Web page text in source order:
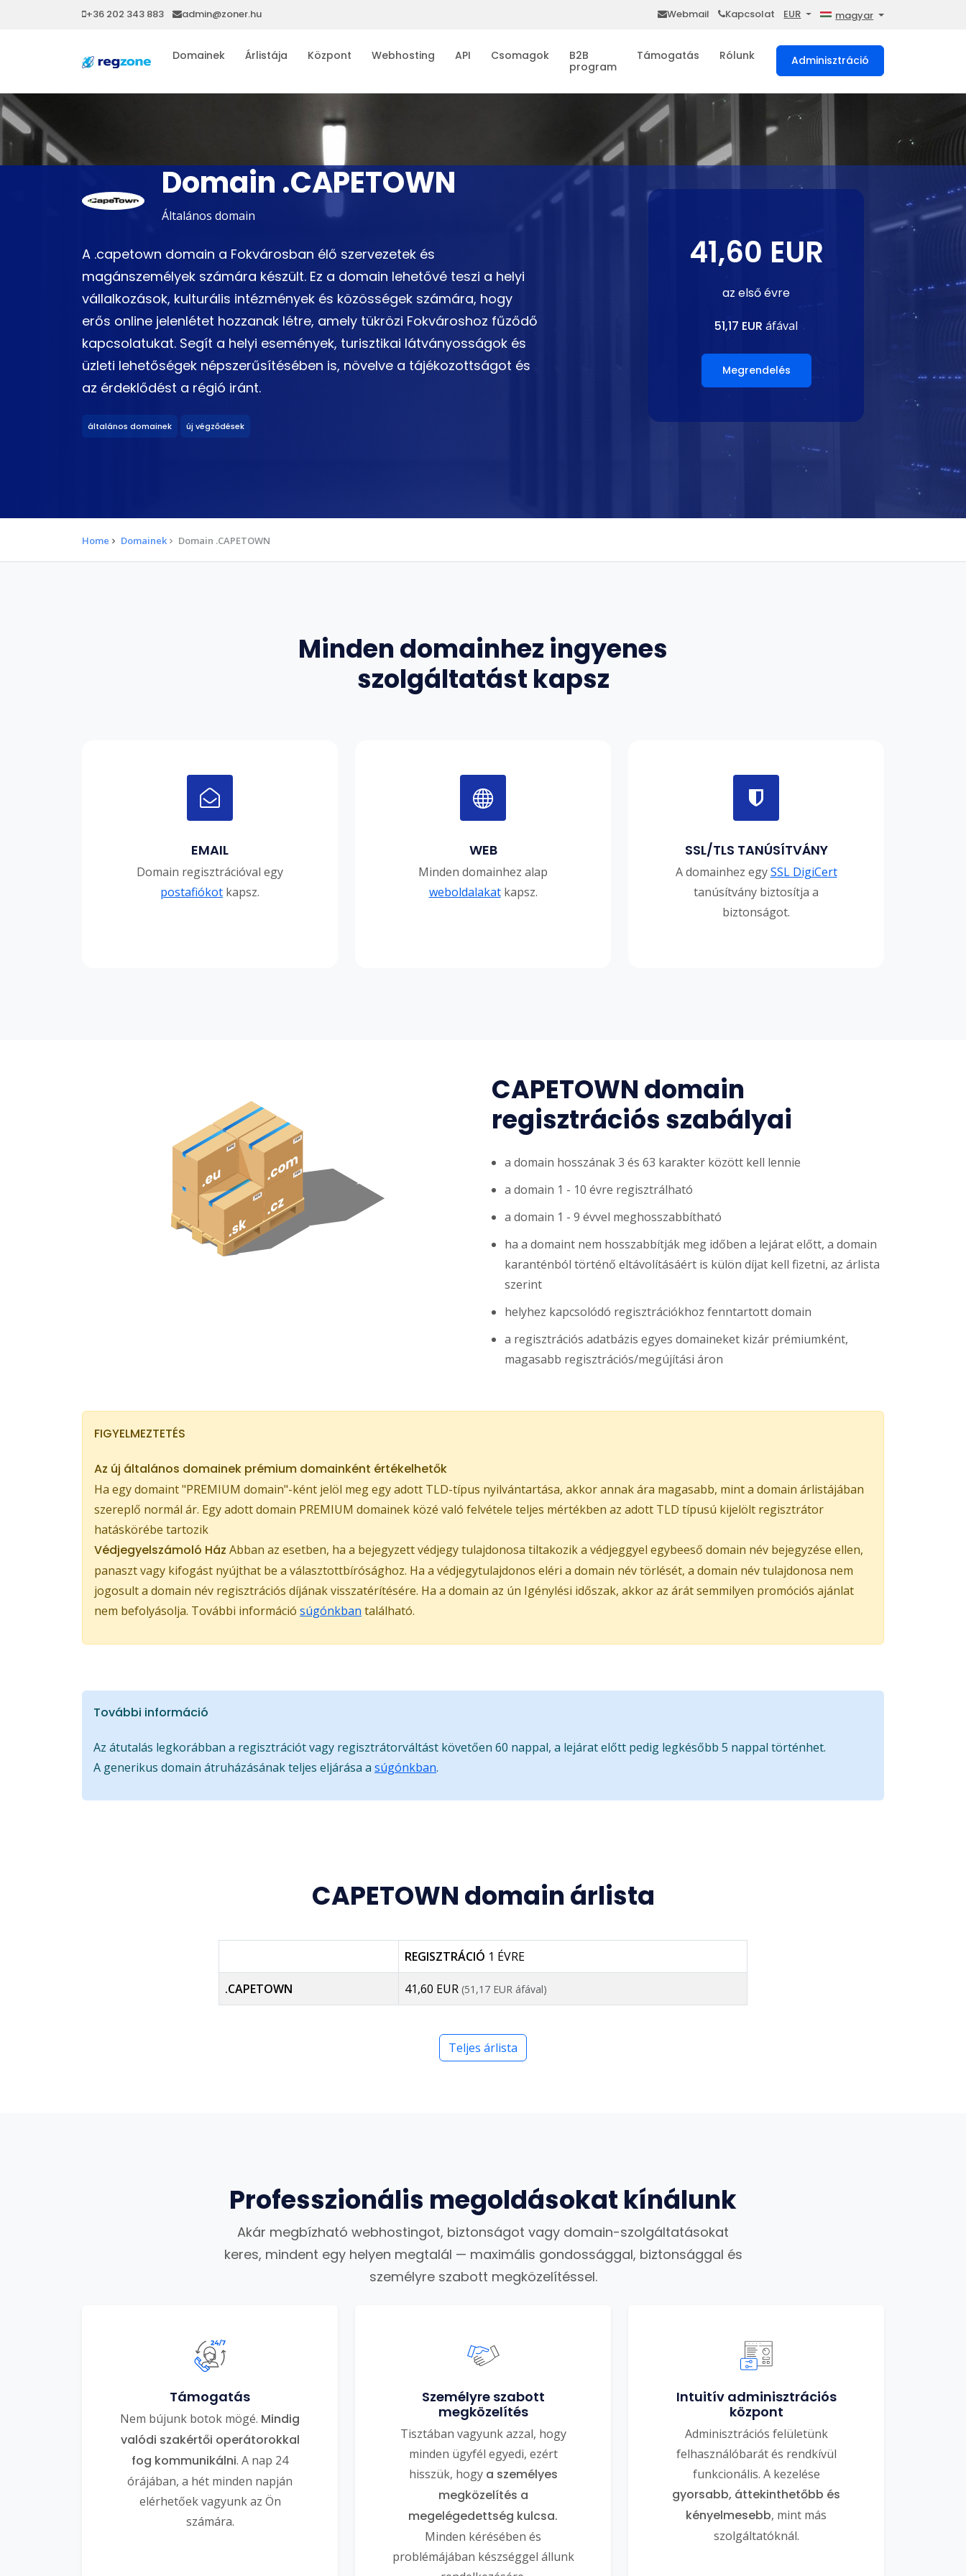
+36 202 343 883 admin@zoner.hu Webmail Kapcsolat EUR magyar
Domainek Árlistája Központ Webhosting API Csomagok
B2B
program
Támogatás Rólunk Adminisztráció
Domain .CAPETOWN
Általános domain
A .capetown domain a Fokvárosban élő szervezetek és
magánszemélyek számára készült. Ez a domain lehetővé teszi a helyi
vállalkozások, kulturális intézmények és közösségek számára, hogy
erős online jelenlétet hozzanak létre, amely tükrözi Fokvároshoz fűződő
kapcsolatukat. Segít a helyi események, turisztikai látványosságok és
üzleti lehetőségek népszerűsítésében is, növelve a tájékozottságot és
az érdeklődést a régió iránt.
általános domainek új végződések
41,60 EUR
az első évre
51,17 EUR áfával
Megrendelés
Home Domainek Domain .CAPETOWN
Minden domainhez ingyenes
szolgáltatást kapsz
EMAIL
Domain regisztrációval egy
postafiókot kapsz.
WEB
Minden domainhez alap
weboldalakatkapsz.
SSL/TLS TANÚSÍTVÁNY
A domainhez egySSL DigiCert
tanúsítvány biztosítja a
biztonságot.
CAPETOWN domain
regisztrációs szabályai
a domain hosszának 3 és 63 karakter között kell lennie
a domain 1 - 10 évre regisztrálható
a domain 1 - 9 évvel meghosszabbítható
ha a domaint nem hosszabbítják meg időben a lejárat előtt, a domain
karanténból történő eltávolításáért is külön díjat kell fizetni, az árlista
szerint
helyhez kapcsolódó regisztrációkhoz fenntartott domain
a regisztrációs adatbázis egyes domaineket kizár prémiumként,
magasabb regisztrációs/megújítási áron
FIGYELMEZTETÉS
Az új általános domainek prémium domainként értékelhetők
Ha egy domaint "PREMIUM domain"-ként jelöl meg egy adott TLD-típus nyilvántartása, akkor annak ára magasabb, mint a domain árlistájában
szereplő normál ár. Egy adott domain PREMIUM domainek közé való felvétele teljes mértékben az adott TLD típusú kijelölt regisztrátor
hatáskörébe tartozik
Védjegyelszámoló Ház Abban az esetben, ha a bejegyzett védjegy tulajdonosa tiltakozik a védjeggyel egybeeső domain név bejegyzése ellen,
panaszt vagy kifogást nyújthat be a választottbírósághoz. Ha a védjegytulajdonos eléri a domain név törlését, a domain név tulajdonosa nem
jogosult a domain név regisztrációs díjának visszatérítésére. Ha a domain az ún Igénylési időszak, akkor az árát semmilyen promóciós ajánlat
nem befolyásolja. További információ súgónkban található.
További információ
Az átutalás legkorábban a regisztrációt vagy regisztrátorváltást követően 60 nappal, a lejárat előtt pedig legkésőbb 5 nappal történhet.
A generikus domain átruházásának teljes eljárása a súgónkban.
CAPETOWN domain árlista
REGISZTRÁCIÓ 1 ÉVRE
.CAPETOWN 41,60 EUR (51,17 EUR áfával)
Teljes árlista
Professzionális megoldásokat kínálunk
Akár megbízható webhostingot, biztonságot vagy domain-szolgáltatásokat
keres, mindent egy helyen megtalál — maximális gondossággal, biztonsággal és
személyre szabott megközelítéssel.
Támogatás
Nem bújunk botok mögé. Mindig
valódi szakértői operátorokkal
fog kommunikálni. A nap 24
órájában, a hét minden napján
elérhetőek vagyunk az Ön
számára.
Személyre szabott
megközelítés
Tisztában vagyunk azzal, hogy
minden ügyfél egyedi, ezért
hisszük, hogy a személyes
megközelítés a
megelégedettség kulcsa.
Minden kérésében és
problémájában készséggel állunk
Intuitív adminisztrációs
központ
Adminisztrációs felületünk
felhasználóbarát és rendkívül
funkcionális. A kezelése
gyorsabb, áttekinthetőbb és
kényelmesebb, mint más
szolgáltatóknál.